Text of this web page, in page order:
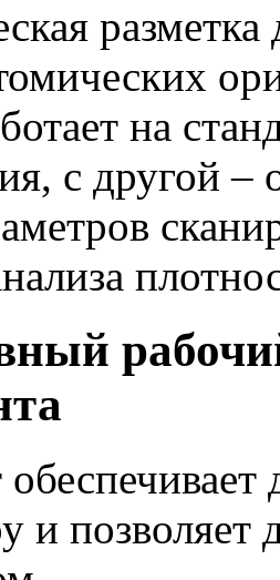
на
с другой –
и позволяет